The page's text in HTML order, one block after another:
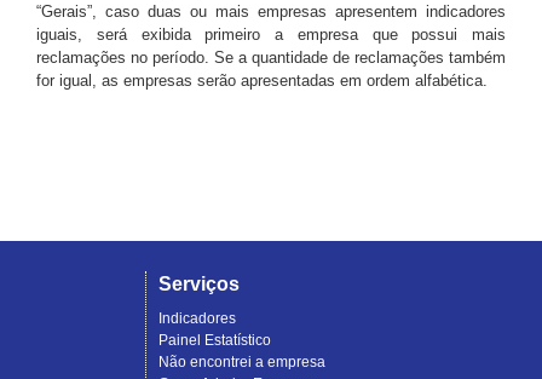
“Gerais”, caso duas ou mais empresas apresentem indicadores
iguais, será exibida primeiro a empresa que possui mais
reclamações no período. Se a quantidade de reclamações também
for igual, as empresas serão apresentadas em ordem alfabética.
Serviços
Indicadores
Painel Estatístico
Não encontrei a empresa